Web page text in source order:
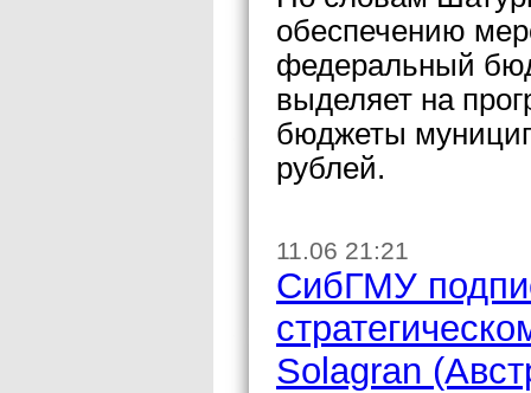
обеспечению
федеральный
выделяет на
бюджеты
рублей.
11.06 21:21
СибГМУ
Solagran